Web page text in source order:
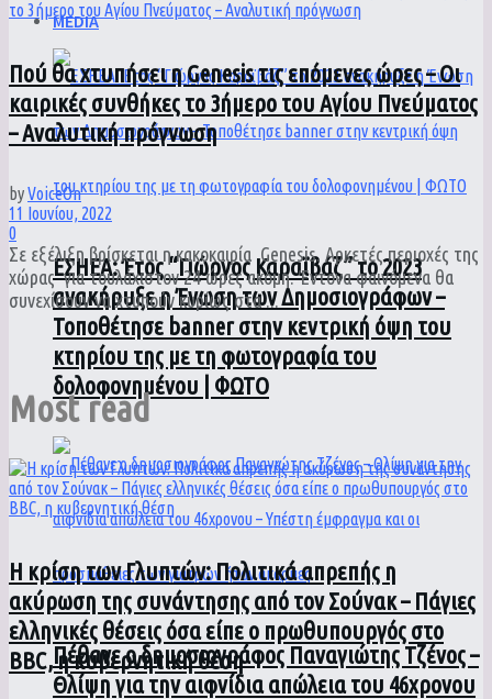
MEDIA
ΕΣΗΕΑ: Έτος “Γιώργος Καραϊβάζ” το 2023
ανακήρυξε η Ένωση των Δημοσιογράφων –
Τοποθέτησε banner στην κεντρική όψη του
κτηρίου της με τη φωτογραφία του
δολοφονημένου | ΦΩΤΟ
Πέθανε ο δημοσιογράφος Παναγιώτης Τζένος –
Θλίψη για την αιφνίδια απώλεια του 46χρονου
Πού θα χτυπήσει η Genesis τις επόμενες ώρες – Οι
καιρικές συνθήκες το 3ήμερο του Αγίου Πνεύματος
– Αναλυτική πρόγνωση
byVoiceOn
11 Ιουνίου, 2022
0
Σε εξέλιξη βρίσκεται η κακοκαιρία Genesis. Αρκετές περιοχές της
χώρας για τουλάχιστον 24 ώρες ακόμη. Έντονα φαινόμενα θα
συνεχίσουν να χτυπούν κυρίως στα ...
Most read
Η κρίση των Γλυπτών: Πολιτικά απρεπής η
ακύρωση της συνάντησης από τον Σούνακ – Πάγιες
ελληνικές θέσεις όσα είπε ο πρωθυπουργός στο
BBC, η κυβερνητική θέση